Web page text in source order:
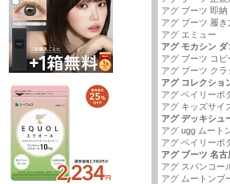
アグ ブーツ 即納
アグ ブーツ 履き
アグ エミュー
アグ モカシン ダ
アグ ブーツ コピ
アグ ブーツ ク
アグ コレクショ
アグ ベイリーボ
アグ キッズサイ
アグ デッキシュ
アグ ugg ムート
アグ ベイリーボ
アグ ブーツ 名古
アグ スパンコー
アグ ムートンブ